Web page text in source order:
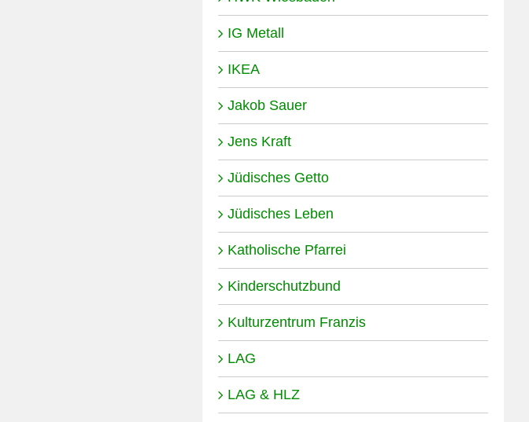
IG Metall
IKEA
Jakob Sauer
Jens Kraft
Jüdisches Getto
Jüdisches Leben
Katholische Pfarrei
Kinderschutzbund
Kulturzentrum Franzis
LAG
LAG & HLZ